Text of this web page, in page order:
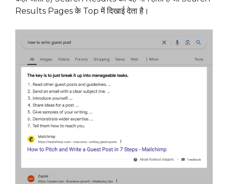
Results Pages के Top में दिखाई देता है।